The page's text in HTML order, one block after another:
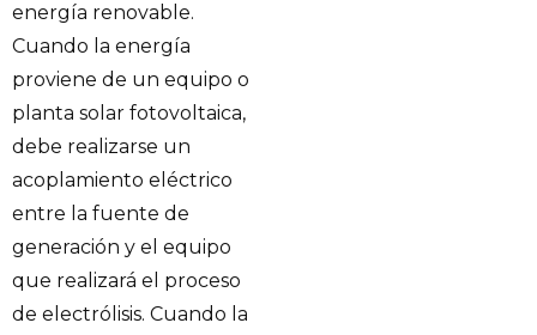
energía renovable.
Cuando la energía
proviene de un equipo o
planta solar fotovoltaica,
debe realizarse un
acoplamiento eléctrico
entre la fuente de
generación y el equipo
que realizará el proceso
de electrólisis. Cuando la